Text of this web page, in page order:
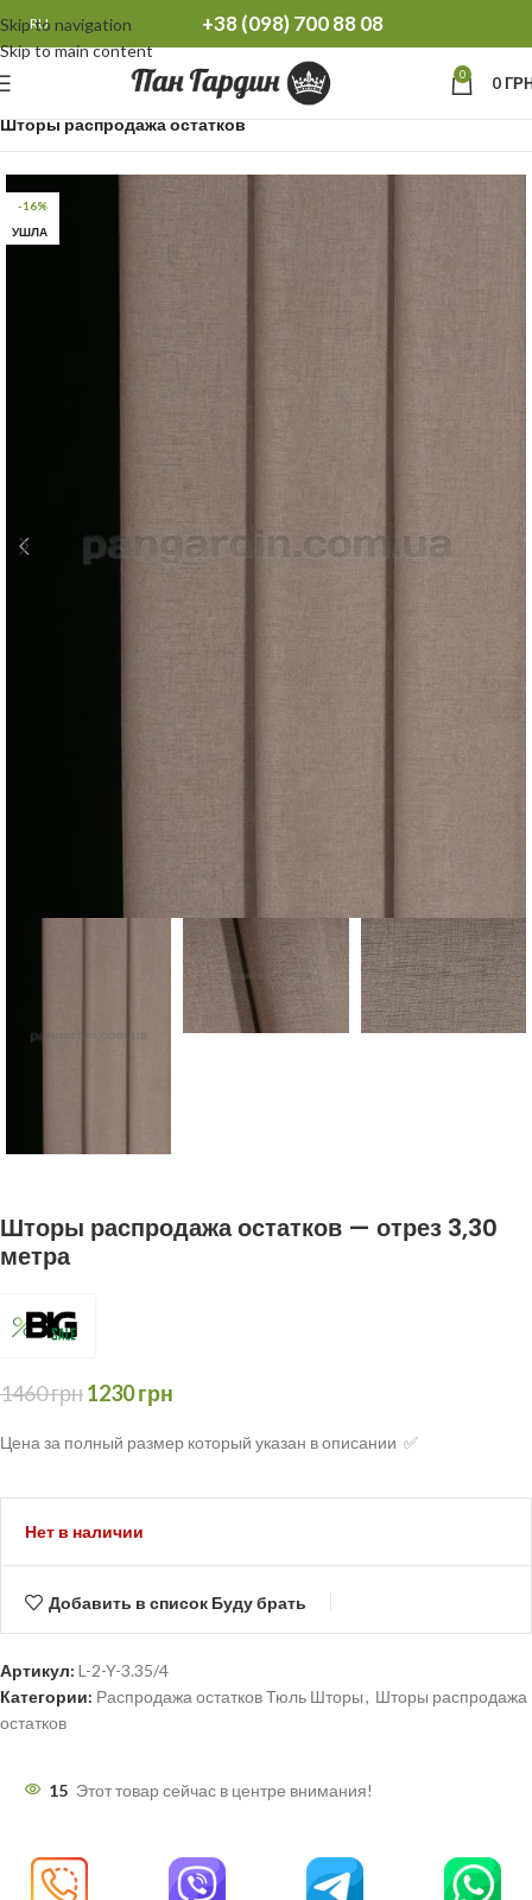
Skip to navigation
Skip to main content
RU +38 (098) 700 88 08
0 0
Главная
Распродажа остатков Тюль Шторы
Шторы распродажа остатков
-16%
УШЛА
Шторы распродажа остатков — отрез 3,30
метра
1460грн1230грн
Цена за полный размер который указан в описании ✅
Нет в наличии
Добавить в список Буду брать
Артикул: L-2-Y-3.35/4
Категории: Распродажа остатков Тюль Шторы, Шторы распродажа
остатков
15 Этот товар сейчас в центре внимания!